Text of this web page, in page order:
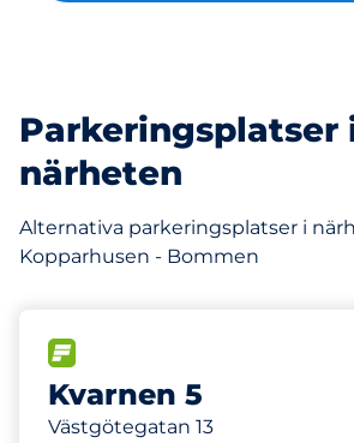
Parkeringsplatser
närheten
Alternativa parkeringsplatser i
Kopparhusen - Bommen
Kvarnen 5
Västgötegatan 13
334 m